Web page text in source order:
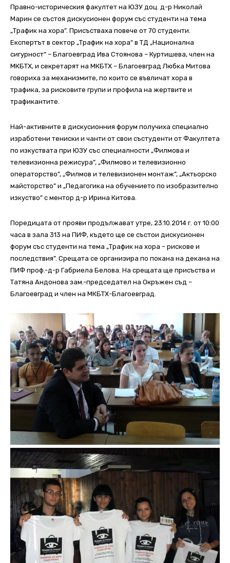
Правно-историческия факултет на ЮЗУ доц. д-р Николай
Марин се състоя дискусионен форум със студенти на тема
„Трафик на хора”. Присъстваха повече от 70 студенти.
Експертът в сектор „Трафик на хора“ в ТД „Национална
сигурност“ – Благоевград Ива Стоянова – Куртишева, член на
МКБТХ, и секретарят на МКБТХ – Благоевград Любка Митова
говориха за механизмите, по които се въвличат хора в
трафика, за рисковите групи и профила на жертвите и
трафикантите.
Най-активните в дискусионния форум получиха специално
изработени тениски и чанти от свои състуденти от Факултета
по изкуствата при ЮЗУ със специалности „Филмова и
телевизионна режисура”, „Филмово и телевизионно
операторство”, „Филмов и телевизионен монтаж”, „Актьорско
майсторство” и „Педагогика на обучението по изобразително
изкуство” с ментор д-р Ирина Китова.
Поредицата от прояви продължават утре, 23.10.2014 г. от 10:00
часа в зала 313 на ПИФ, където ще се състои дискусионен
форум със студенти на тема „Трафик на хора – рискове и
последствия”. Срещата се организира по покана на декана на
ПИФ проф.-д-р Габриела Белова. На срещата ще присъства и
Татяна Андонова зам.-председател на Окръжен съд –
Благоевград и член на МКБТХ-Благоевград.